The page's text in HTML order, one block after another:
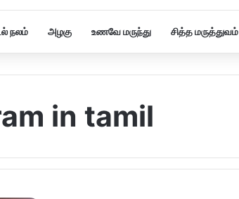
நலம் அழகு உணவே மருந்து சித்த மருத்துவம்
in tamil